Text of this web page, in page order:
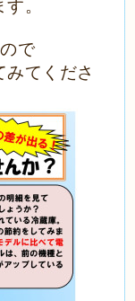
。
ので
てくださ